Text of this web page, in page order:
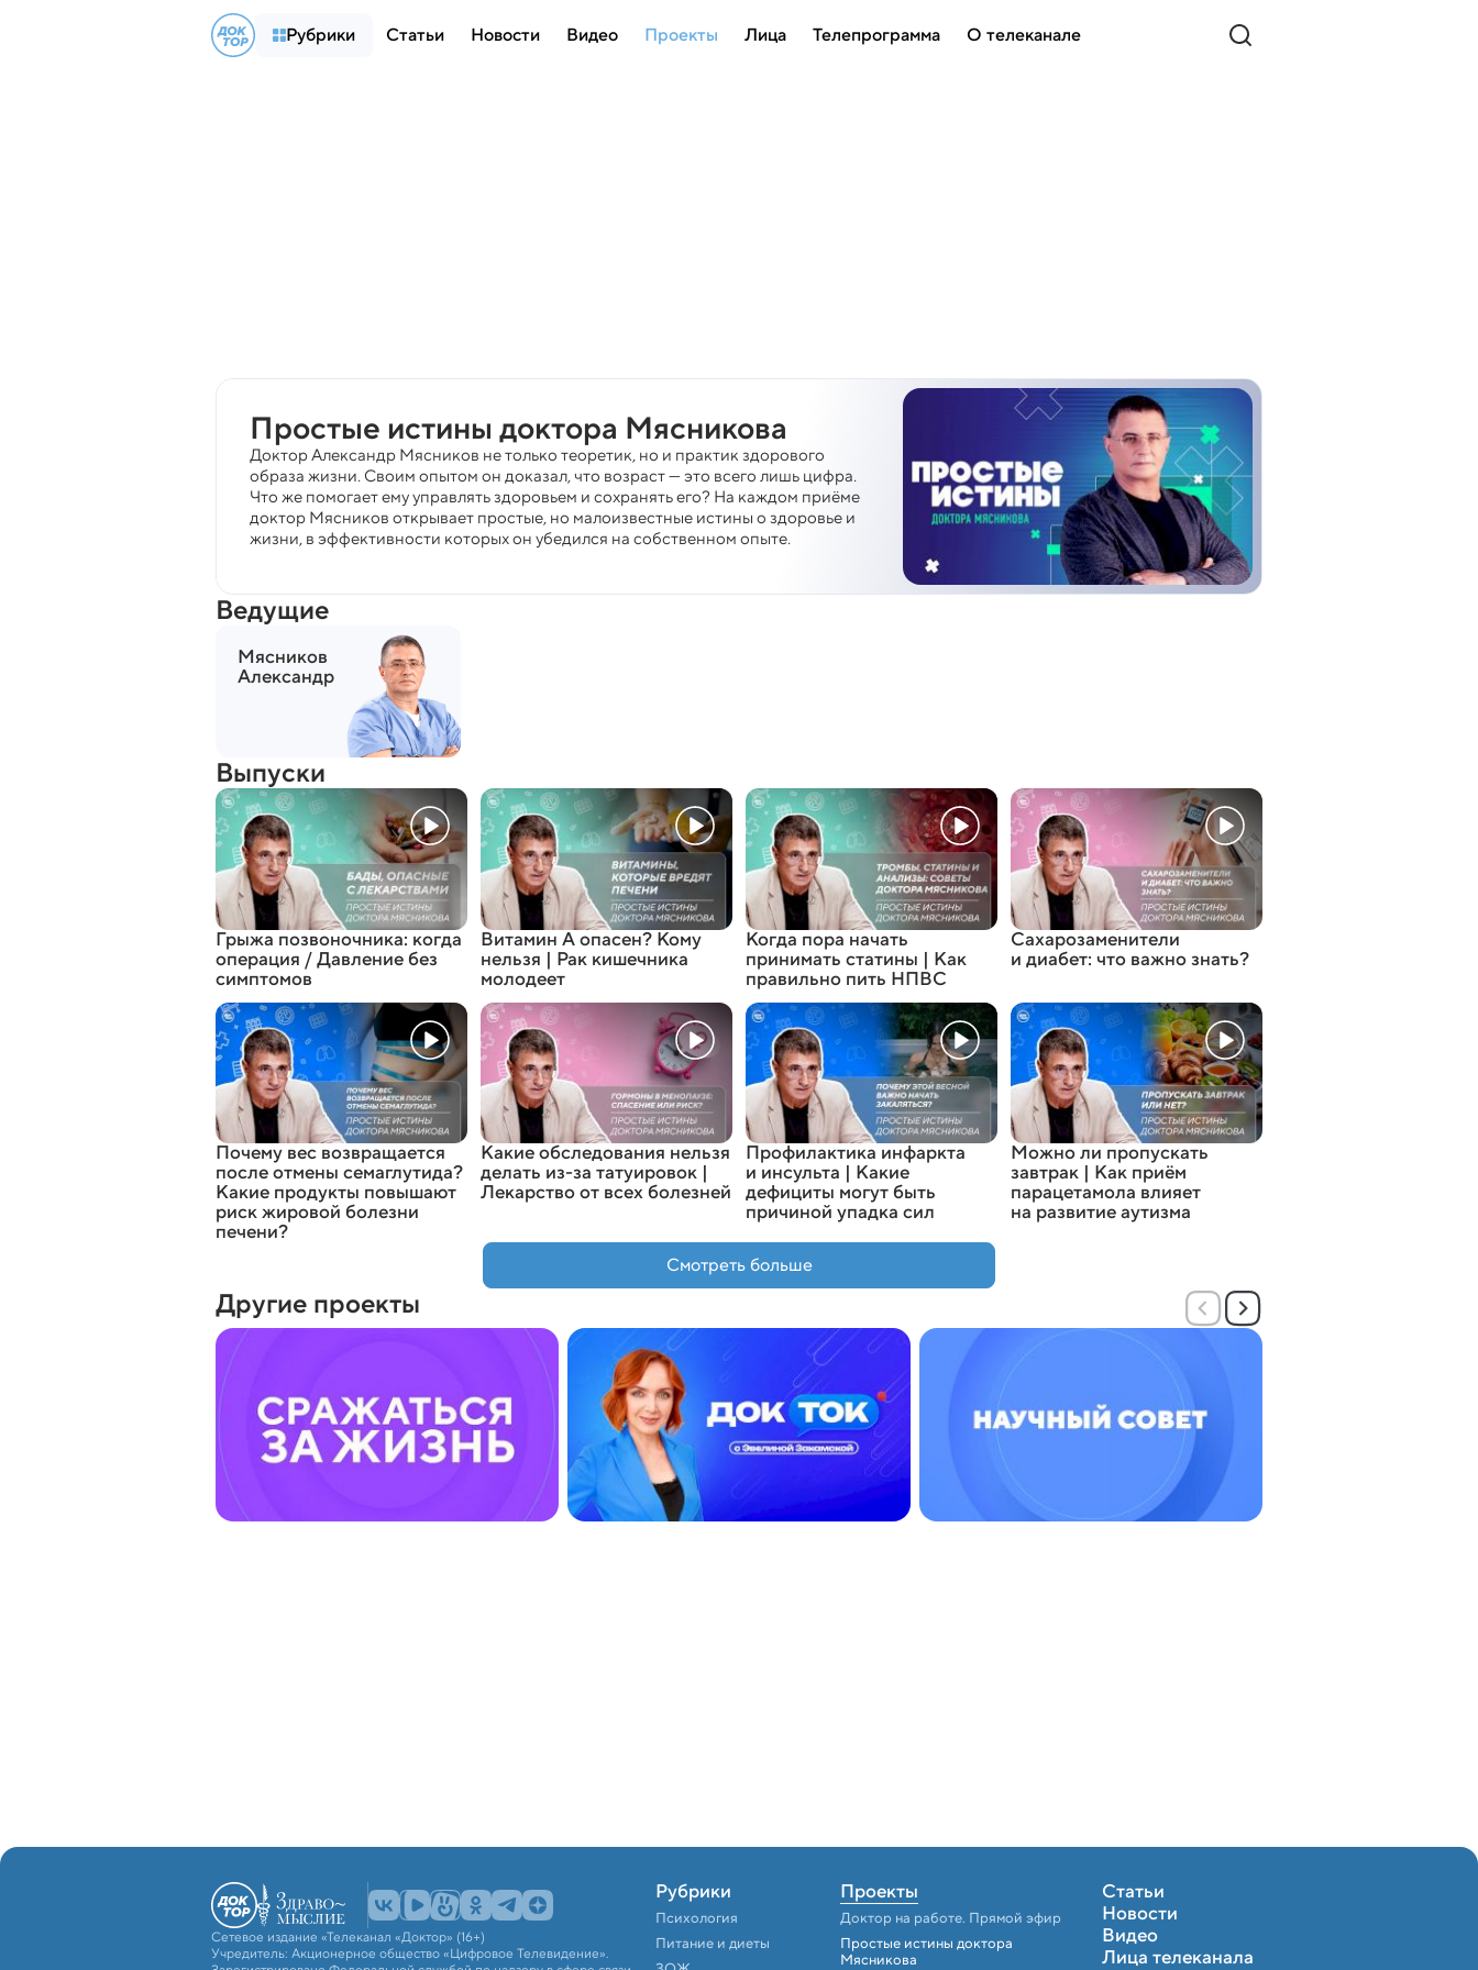
Рубрики Статьи Новости Видео Проекты Лица Телепрограмма О телеканале
Простые истины доктора Мясникова
Доктор Александр Мясников не только теоретик, но и практик здорового
образа жизни. Своим опытом он доказал, что возраст — это всего лишь цифра.
Что же помогает ему управлять здоровьем и сохранять его? На каждом приёме
доктор Мясников открывает простые, но малоизвестные истины о здоровье и
жизни, в эффективности которых он убедился на собственном опыте.
Ведущие
Мясников
Александр
Выпуски
Грыжа позвоночника: когда
операция / Давление без
симптомов
Витамин А опасен? Кому
нельзя | Рак кишечника
молодеет
Когда пора начать
принимать статины | Как
правильно пить НПВС
Сахарозаменители
и диабет: что важно знать?
Почему вес возвращается
после отмены семаглутида?
Какие продукты повышают
риск жировой болезни
печени?
Какие обследования нельзя
делать из-за татуировок |
Лекарство от всех болезней
Профилактика инфаркта
и инсульта | Какие
дефициты могут быть
причиной упадка сил
Можно ли пропускать
завтрак | Как приём
парацетамола влияет
на развитие аутизма
Смотреть больше
Другие проекты
Сетевое издание «Телеканал «Доктор» (16+)
Учредитель: Акционерное общество «Цифровое Телевидение».
Рубрики
Психология
Питание и диеты
Проекты
Доктор на работе. Прямой эфир
Простые истины доктора
Мясникова
Статьи
Новости
Видео
Лица телеканала